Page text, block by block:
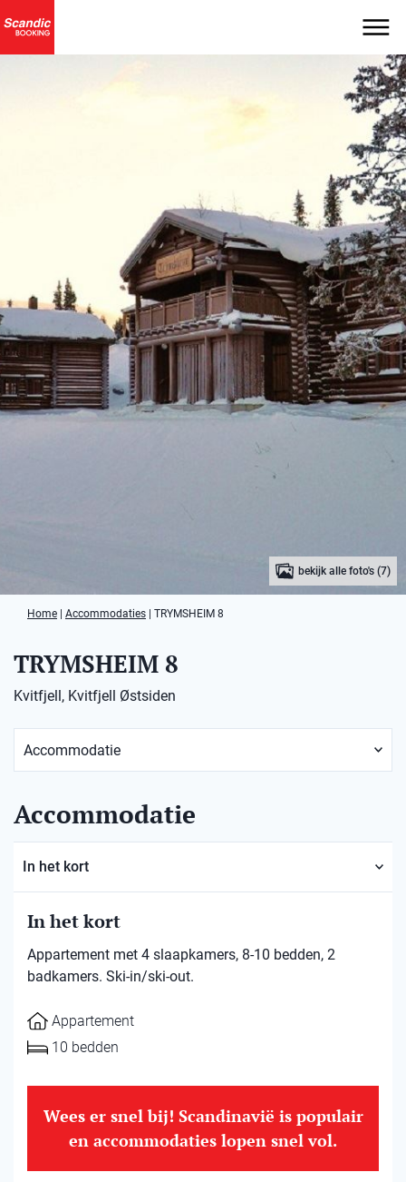
bekijk alle foto's (7)
Home Accommodaties TRYMSHEIM 8
TRYMSHEIM 8
Kvitfjell, Kvitfjell Østsiden
Accommodatie
In het kort
In het kort
Appartement met 4 slaapkamers, 8-10 bedden, 2
badkamers. Ski-in/ski-out.
Appartement
10 bedden
Wees er snel bij! Scandinavië is populair
en accommodaties lopen snel vol.